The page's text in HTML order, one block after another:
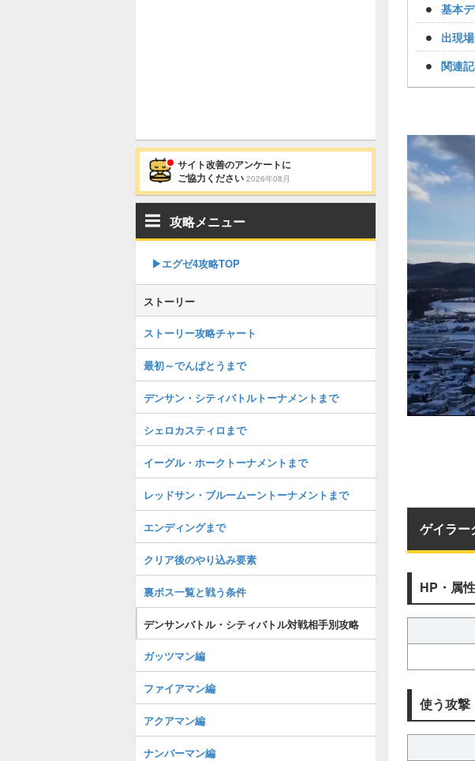
基本
出現
関連
ゲイラー
HP・属性
使う攻撃
サイト改善のアンケートに
ご協力ください 2026年08月
攻略メニュー
▶︎エグゼ4攻略TOP
ストーリー
ストーリー攻略チャート
最初～でんぱとうまで
デンサン・シティバトルトーナメントまで
シェロカスティロまで
イーグル・ホークトーナメントまで
レッドサン・ブルームーントーナメントまで
エンディングまで
クリア後のやり込み要素
裏ボス一覧と戦う条件
デンサンバトル・シティバトル対戦相手別攻略
ガッツマン編
ファイアマン編
アクアマン編
ナンバーマン編